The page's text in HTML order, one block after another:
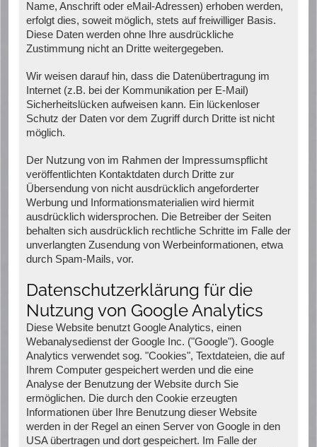
Name, Anschrift oder eMail-Adressen) erhoben werden,
erfolgt dies, soweit möglich, stets auf freiwilliger Basis.
Diese Daten werden ohne Ihre ausdrückliche
Zustimmung nicht an Dritte weitergegeben.
Wir weisen darauf hin, dass die Datenübertragung im
Internet (z.B. bei der Kommunikation per E-Mail)
Sicherheitslücken aufweisen kann. Ein lückenloser
Schutz der Daten vor dem Zugriff durch Dritte ist nicht
möglich.
Der Nutzung von im Rahmen der Impressumspflicht
veröffentlichten Kontaktdaten durch Dritte zur
Übersendung von nicht ausdrücklich angeforderter
Werbung und Informationsmaterialien wird hiermit
ausdrücklich widersprochen. Die Betreiber der Seiten
behalten sich ausdrücklich rechtliche Schritte im Falle der
unverlangten Zusendung von Werbeinformationen, etwa
durch Spam-Mails, vor.
Datenschutzerklärung für die
Nutzung von Google Analytics
Diese Website benutzt Google Analytics, einen
Webanalysedienst der Google Inc. ("Google"). Google
Analytics verwendet sog. "Cookies", Textdateien, die auf
Ihrem Computer gespeichert werden und die eine
Analyse der Benutzung der Website durch Sie
ermöglichen. Die durch den Cookie erzeugten
Informationen über Ihre Benutzung dieser Website
werden in der Regel an einen Server von Google in den
USA übertragen und dort gespeichert. Im Falle der